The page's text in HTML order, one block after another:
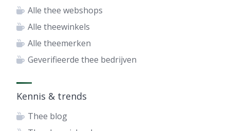
Alle thee webshops
Alle theewinkels
Alle theemerken
Geverifieerde thee bedrijven
Kennis & trends
Thee blog